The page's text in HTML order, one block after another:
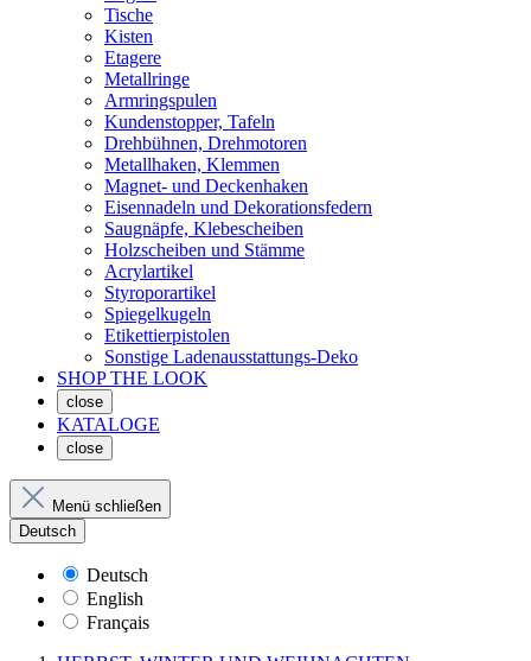
Tische
Kisten
Etagere
Metallringe
Armringspulen
Kundenstopper, Tafeln
Drehbühnen, Drehmotoren
Metallhaken, Klemmen
Magnet- und Deckenhaken
Eisennadeln und Dekorationsfedern
Saugnäpfe, Klebescheiben
Holzscheiben und Stämme
Acrylartikel
Styroporartikel
Spiegelkugeln
Etikettierpistolen
Sonstige Ladenausstattungs-Deko
SHOP THE LOOK
close
KATALOGE
close
Menü schließen
Deutsch
Deutsch
English
Français